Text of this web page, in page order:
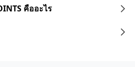
คืออะไร